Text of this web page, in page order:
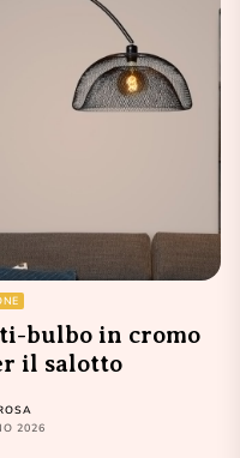
bulbo in cromo
il salotto
2026